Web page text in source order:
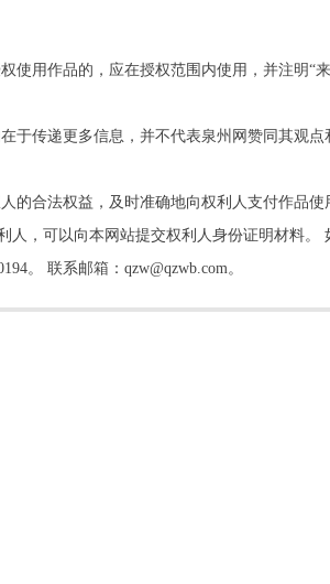
用作品的，应在授权范围内使用，并注明“
传递更多信息，并不代表泉州网赞同其观点
合法权益，及时准确地向权利人支付作品使
，可以向本网站提交权利人身份证明材料。
。 联系邮箱：qzw@qzwb.com。